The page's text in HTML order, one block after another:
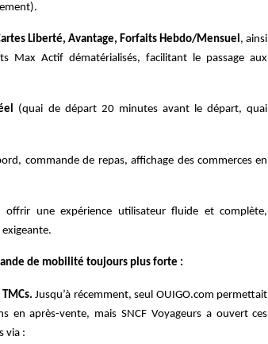
Liberté, Avantage, Forfaits Hebdo/Mensuel, ainsi
Max Actif dématérialisés, facilitant le passage aux
(quai de départ 20 minutes avant le départ, quai
commande de repas, affichage des commerces en
une expérience utilisateur fluide et complète,
de mobilité toujours plus forte :
TMCs.Jusqu’à récemment, seul OUIGO.com permettait
en après-vente, mais SNCF Voyageurs a ouvert ces
via :